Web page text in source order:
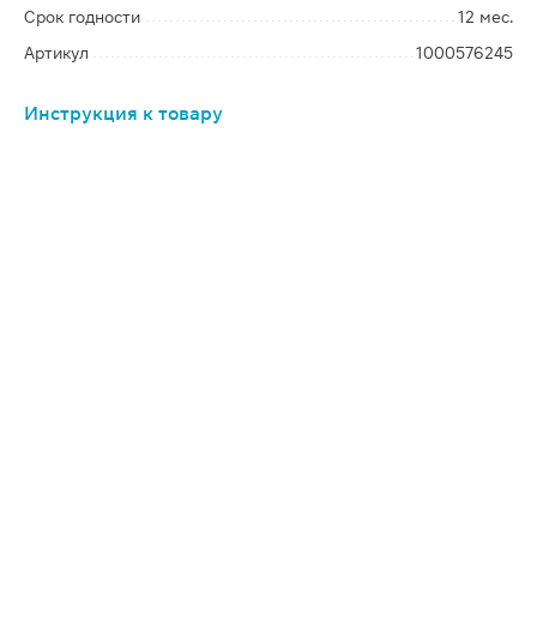
Срок годности
12 мес.
Артикул
1000576245
Инструкция к товару